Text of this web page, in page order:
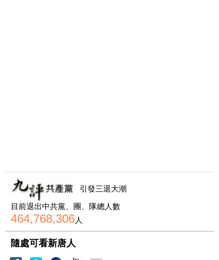
引發三退大潮
目前退出中共黨、團、隊總人數
464,768,306人
隨處可看新唐人